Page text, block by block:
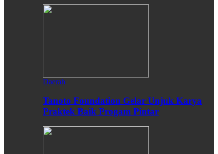
Daerah
Tanoto Foundation Gelar Unjuk Karya
Praktek Baik Progam Pintar